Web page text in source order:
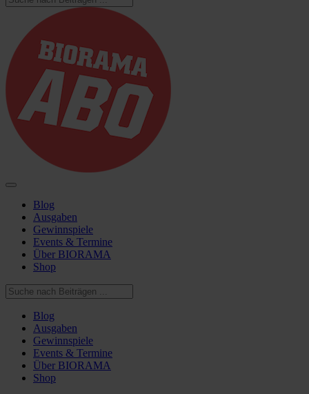
Blog
Ausgaben
Gewinnspiele
Events & Termine
Über BIORAMA
Shop
Blog
Ausgaben
Gewinnspiele
Events & Termine
Über BIORAMA
Shop